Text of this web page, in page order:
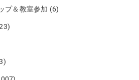
プ＆教室参加 (6)